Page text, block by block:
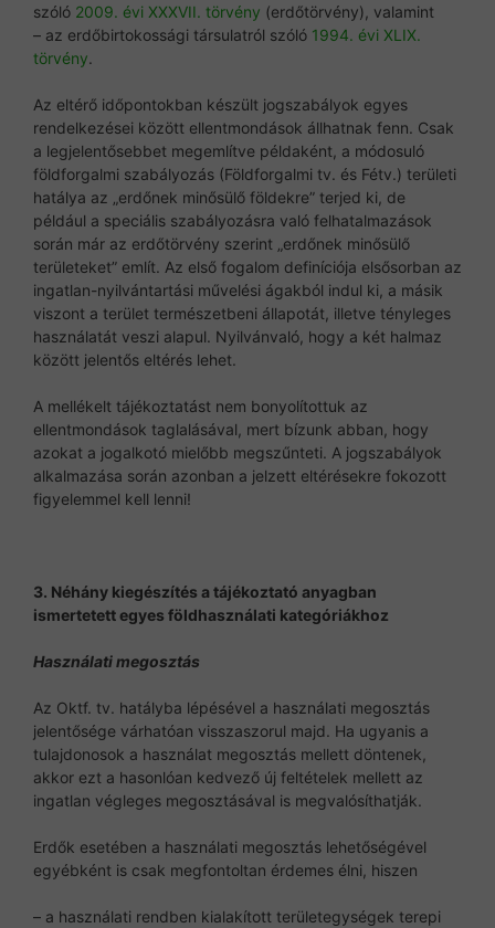
szóló 2009. évi XXXVII. törvény (erdőtörvény), valamint
– az erdőbirtokossági társulatról szóló 1994. évi XLIX.
törvény.
Az eltérő időpontokban készült jogszabályok egyes
rendelkezései között ellentmondások állhatnak fenn. Csak
a legjelentősebbet megemlítve példaként, a módosuló
földforgalmi szabályozás (Földforgalmi tv. és Fétv.) területi
hatálya az „erdőnek minősülő földekre” terjed ki, de
például a speciális szabályozásra való felhatalmazások
során már az erdőtörvény szerint „erdőnek minősülő
területeket” említ. Az első fogalom definíciója elsősorban az
ingatlan-nyilvántartási művelési ágakból indul ki, a másik
viszont a terület természetbeni állapotát, illetve tényleges
használatát veszi alapul. Nyilvánvaló, hogy a két halmaz
között jelentős eltérés lehet.
A mellékelt tájékoztatást nem bonyolítottuk az
ellentmondások taglalásával, mert bízunk abban, hogy
azokat a jogalkotó mielőbb megszűnteti. A jogszabályok
alkalmazása során azonban a jelzett eltérésekre fokozott
figyelemmel kell lenni!
3. Néhány kiegészítés a tájékoztató anyagban
ismertetett egyes földhasználati kategóriákhoz
Használati megosztás
Az Oktf. tv. hatályba lépésével a használati megosztás
jelentősége várhatóan visszaszorul majd. Ha ugyanis a
tulajdonosok a használat megosztás mellett döntenek,
akkor ezt a hasonlóan kedvező új feltételek mellett az
ingatlan végleges megosztásával is megvalósíthatják.
Erdők esetében a használati megosztás lehetőségével
egyébként is csak megfontoltan érdemes élni, hiszen
– a használati rendben kialakított területegységek terepi